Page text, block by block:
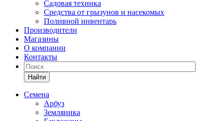
Садовая техника
Средства от грызунов и насекомых
Поливной инвентарь
Производители
Магазины
О компании
Контакты
Найти
Семена
Арбуз
Земляника